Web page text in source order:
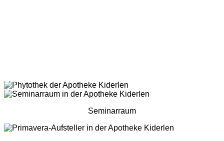
Seminarraum